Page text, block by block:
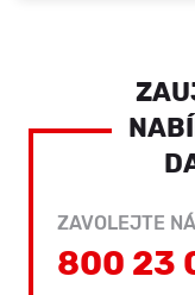
ZAVOLEJTE
800 23